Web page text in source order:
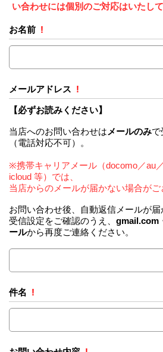
い合わせには個別のご対応はいたして
お名前 !
メールアドレス !
【必ずお読みください】
当店へのお問い合わせは メールのみで
（電話対応不可）。
※携帯キャリアメール（docomo／au
icloud 等）では、
当店からのメールが届かない場合がご
お問い合わせ後、自動返信メールが届
受信設定をご確認のうえ、 gmail.com
ールから再度ご連絡ください。
件名 !